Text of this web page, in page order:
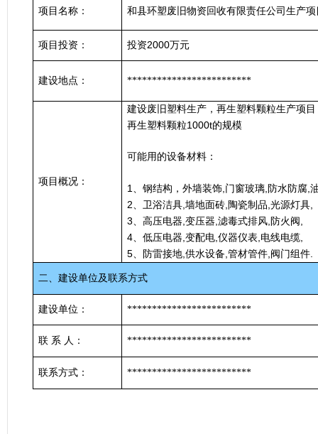
项目名称： 和县环塑废旧物资回收有限责任公司生产项
项目投资： 投资2000万元
建设地点： *************************
项目概况：
建设废旧塑料生产，再生塑料颗粒生产项
再生塑料颗粒1000t的规模
可能用的设备材料 ：
1 、钢结构，外墙装饰 门窗玻璃 防水防腐 ,
2、卫浴洁具 ,墙地面砖 陶瓷制品 ,光源灯具
3、高压电器 ,变压器 ,滤毒式排风 防火阀
4、低压电器 ,变配电 ,仪器仪表 电线电缆
5、防雷接地 ,供水设备 ,管材管件 阀门组件
二、建设单位及联系方式
建设单位： *************************
联 系 人： *************************
联系方式： *************************